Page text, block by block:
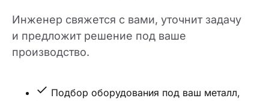
Инженер свяжется с вами, уточнит задачу
и предложит решение под ваше
производство.
Подбор оборудования под ваш металл,